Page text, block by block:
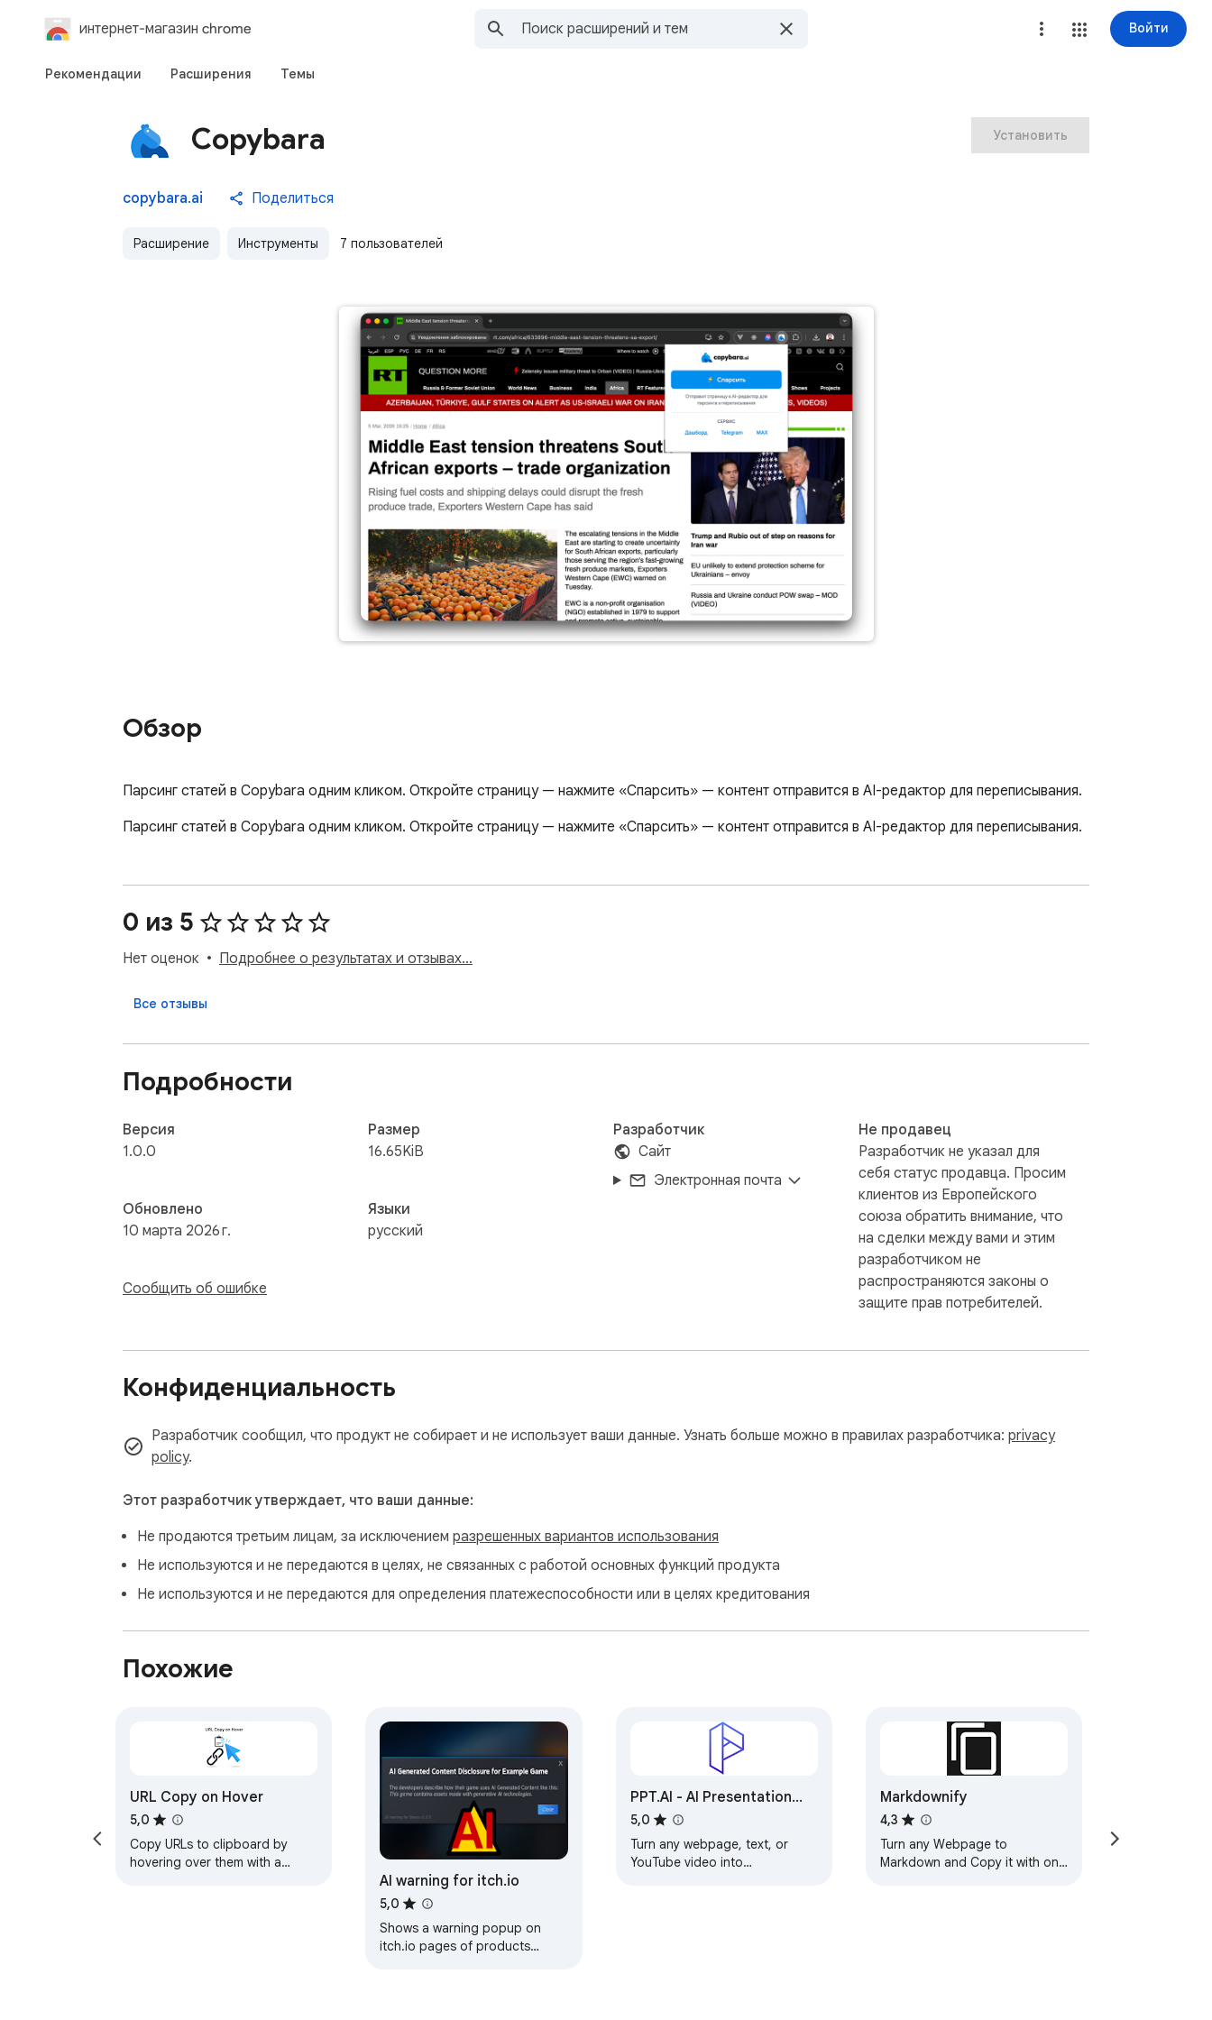
интернет-магазин chrome Войти
Рекомендации Расширения Темы
Copybara
copybara.ai Поделиться
Расширение Инструменты 7 пользователей
Установить
Обзор
Парсинг статей в Copybara одним кликом. Откройте страницу — нажмите «Спарсить» — контент отправится в AI-редактор для переписывания.
Парсинг статей в Copybara одним кликом. Откройте страницу — нажмите «Спарсить» — контент отправится в AI-редактор для переписывания.
0 из 5
Нет оценок Подробнее о результатах и отзывах…
Все отзывы
Подробности
Версия
1.0.0
Обновлено
10 марта 2026 г.
Сообщить об ошибке
Размер
16.65KiB
Языки
русский
Разработчик
Сайт
Электронная почта
Не продавец
Разработчик не указал для
себя статус продавца. Просим
клиентов из Европейского
союза обратить внимание, что
на сделки между вами и этим
разработчиком не
распространяются законы о
защите прав потребителей.
Конфиденциальность
Разработчик сообщил, что продукт не собирает и не использует ваши данные. Узнать больше можно в правилах разработчика: privacy
policy.
Этот разработчик утверждает, что ваши данные:
Не продаются третьим лицам, за исключением разрешенных вариантов использования
Не используются и не передаются в целях, не связанных с работой основных функций продукта
Не используются и не передаются для определения платежеспособности или в целях кредитования
Похожие
URL Copy on Hover
5,0
Copy URLs to clipboard by
hovering over them with a
AI warning for itch.io
5,0
Shows a warning popup on
itch.io pages of products
PPT.AI - AI Presentation
Maker, Fast and Free
5,0
Turn any webpage, text, or
YouTube video into
Markdownify
4,3
Turn any Webpage to
Markdown and Copy it with one